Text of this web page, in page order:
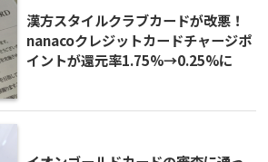
漢方スタイルクラブカードが改悪！
nanacoクレジットカードチャージポ
イントが還元率1.75%→0.25%に